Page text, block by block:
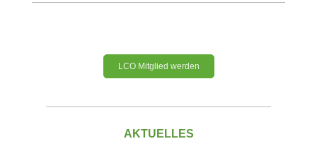
LCO Mitglied werden
AKTUELLES